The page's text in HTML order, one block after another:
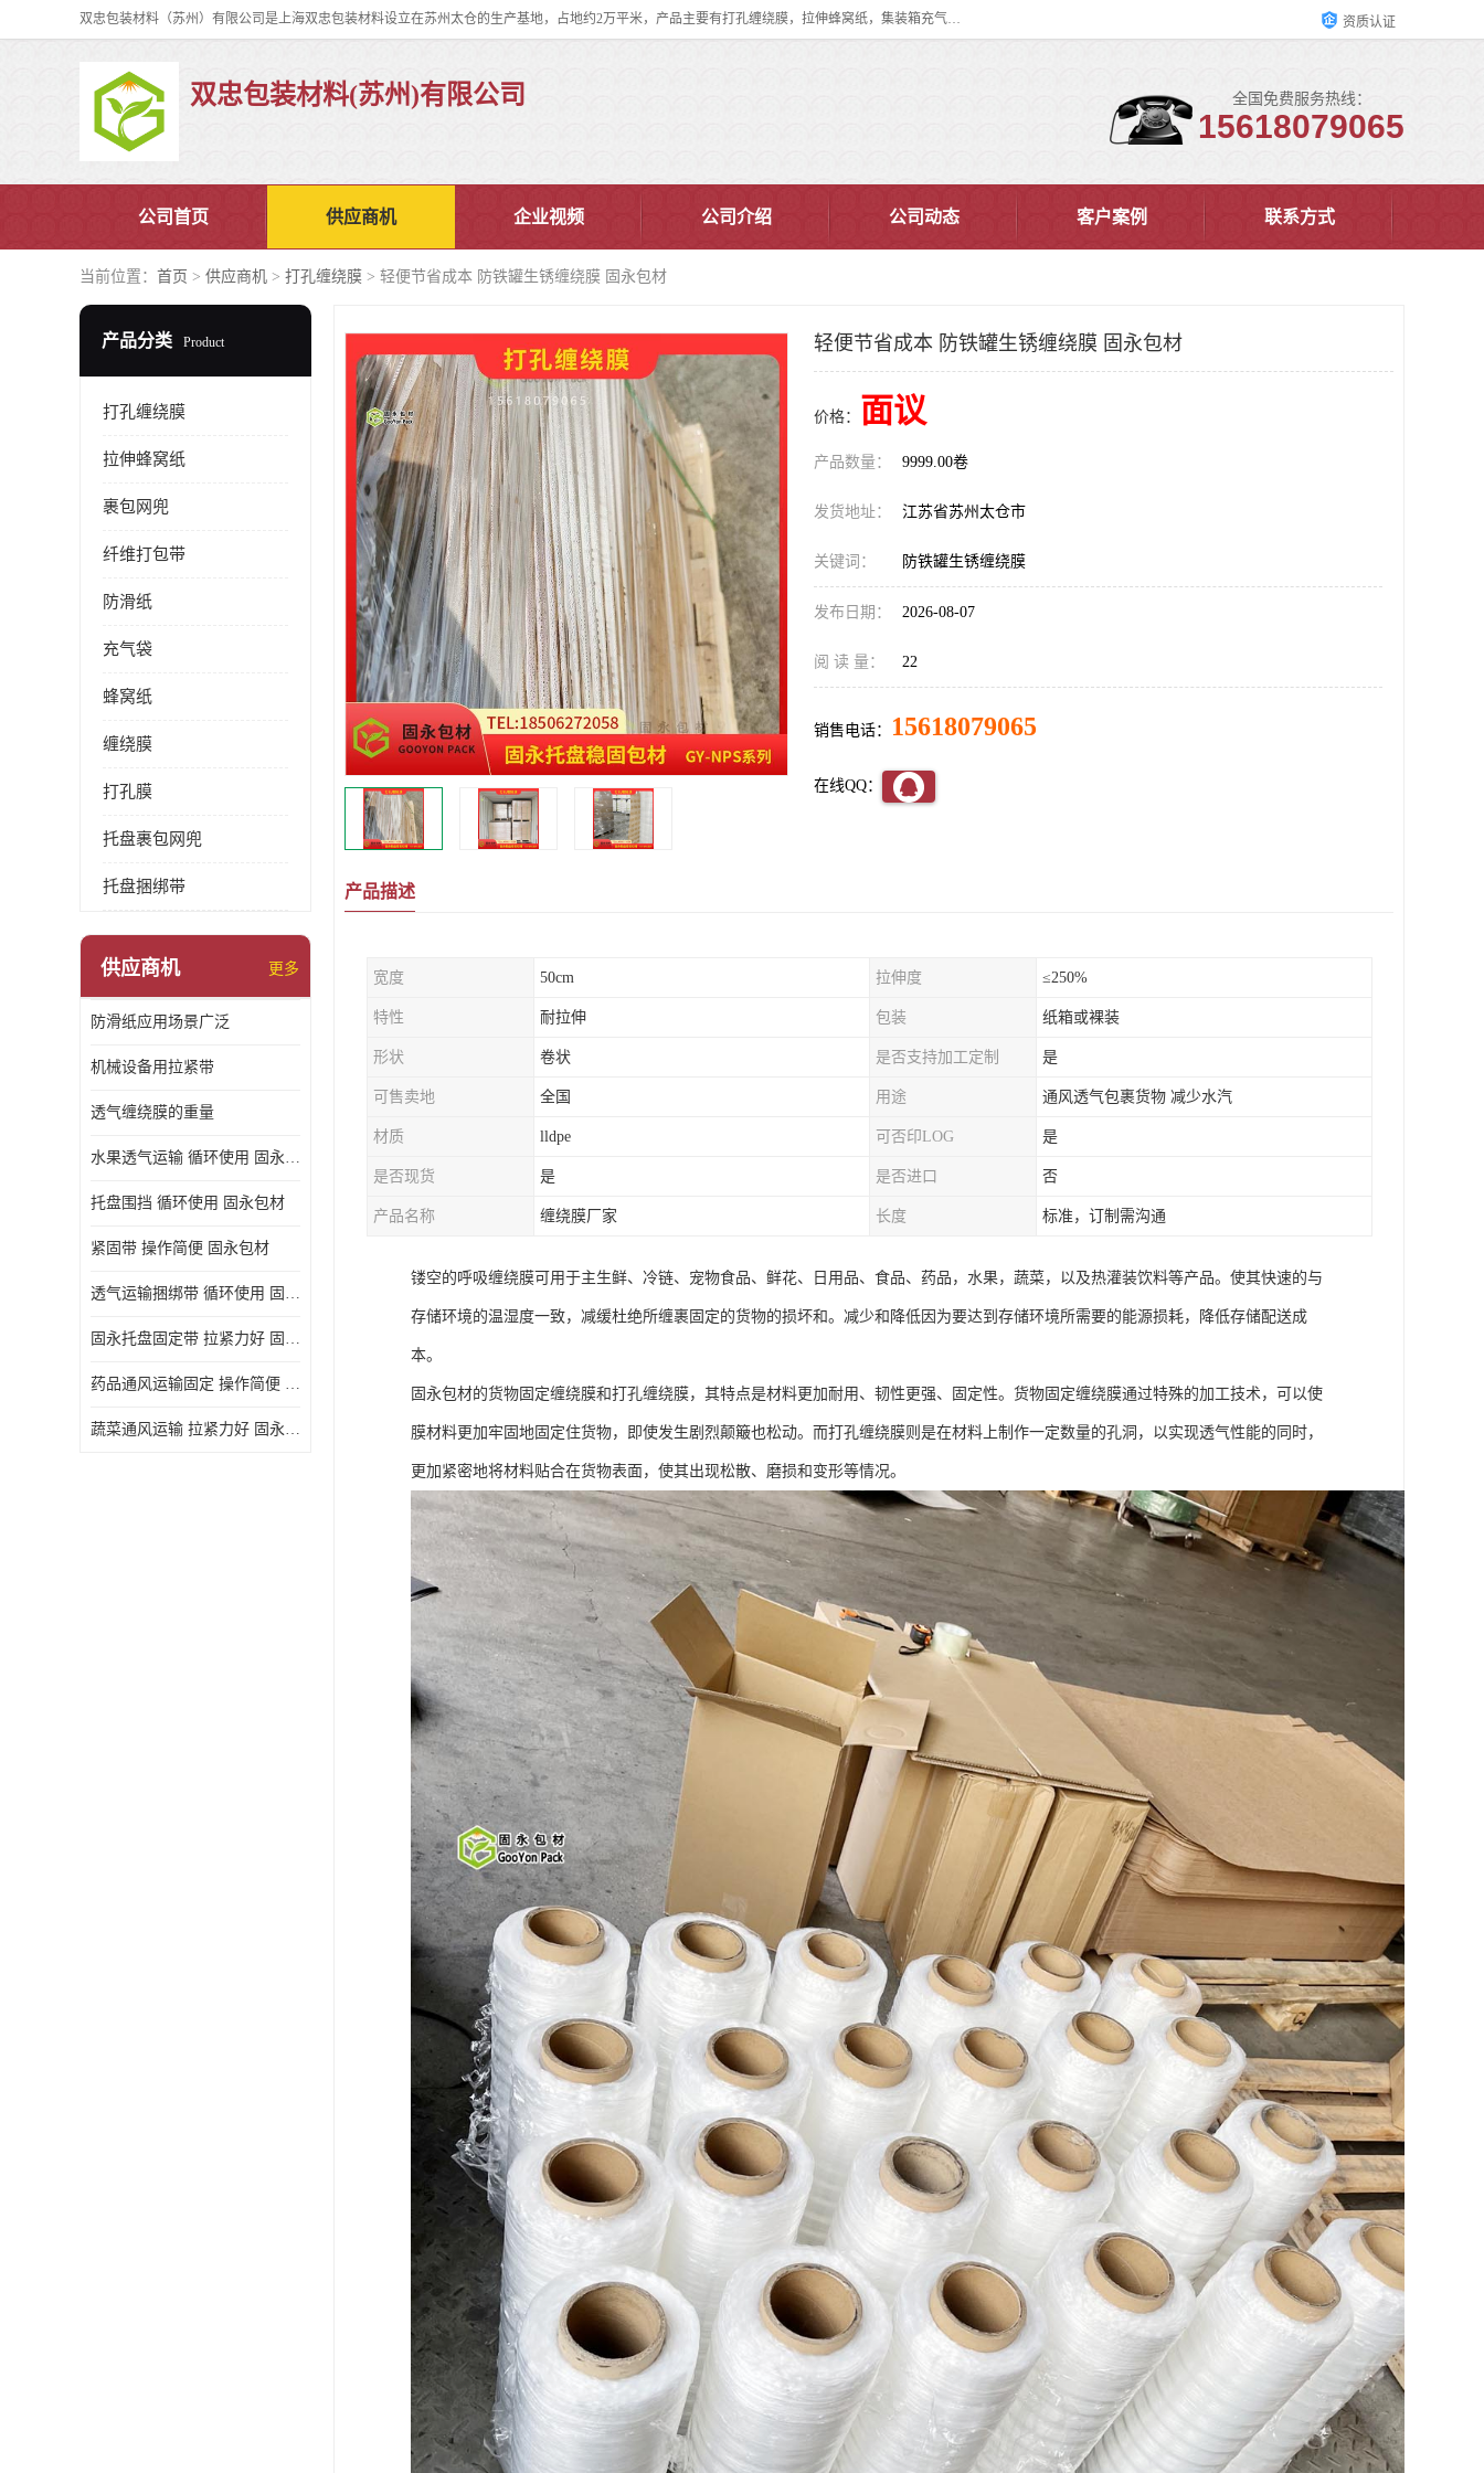
双忠包装材料（苏州）有限公司是上海双忠包装材料设立在苏州太仓的生产基地，占地约2万平米，产品主要有打孔缠绕膜，拉伸蜂窝纸，集装箱充气袋，滑托板，打包带，裹包网兜，防滑纸等箱体和托盘的运输和保护性包材。固永包材®，GooYon Pack®，是我们保护性包装材料的专属品牌。 资质认证
双忠包装材料(苏州)有限公司 全国免费服务热线：
15618079065
公司首页 供应商机 企业视频 公司介绍 公司动态 客户案例 联系方式
当前位置： 首页 > 供应商机 > 打孔缠绕膜 > 轻便节省成本 防铁罐生锈缠绕膜 固永包材
产品分类 Product
打孔缠绕膜
拉伸蜂窝纸
裹包网兜
纤维打包带
防滑纸
充气袋
蜂窝纸
缠绕膜
打孔膜
托盘裹包网兜
托盘捆绑带
供应商机 更多
防滑纸应用场景广泛
机械设备用拉紧带
透气缠绕膜的重量
水果透气运输 循环使用 固永包材
托盘围挡 循环使用 固永包材
紧固带 操作简便 固永包材
透气运输捆绑带 循环使用 固永包材
固永托盘固定带 拉紧力好 固永包材
药品通风运输固定 操作简便 固永包材
蔬菜通风运输 拉紧力好 固永包材
轻便节省成本 防铁罐生锈缠绕膜 固永包材
价格： 面议
产品数量： 9999.00卷
发货地址： 江苏省苏州太仓市
关键词： 防铁罐生锈缠绕膜
发布日期： 2026-08-07
阅 读 量： 22
销售电话： 15618079065
在线QQ：
产品描述
宽度 50cm 拉伸度 ≤250%
特性 耐拉伸 包装 纸箱或裸装
形状 卷状 是否支持加工定制 是
可售卖地 全国 用途 通风透气包裹货物 减少水汽
材质 lldpe 可否印LOG 是
是否现货 是 是否进口 否
产品名称 缠绕膜厂家 长度 标准，订制需沟通
镂空的呼吸缠绕膜可用于主生鲜、冷链、宠物食品、鲜花、日用品、食品、药品，水果，蔬菜，以及热灌装饮料等产品。使其快速的与
存储环境的温湿度一致，减缓杜绝所缠裹固定的货物的损坏和。减少和降低因为要达到存储环境所需要的能源损耗，降低存储配送成
本。
固永包材的货物固定缠绕膜和打孔缠绕膜，其特点是材料更加耐用、韧性更强、固定性。货物固定缠绕膜通过特殊的加工技术，可以使
膜材料更加牢固地固定住货物，即使发生剧烈颠簸也松动。而打孔缠绕膜则是在材料上制作一定数量的孔洞，以实现透气性能的同时，
更加紧密地将材料贴合在货物表面，使其出现松散、磨损和变形等情况。